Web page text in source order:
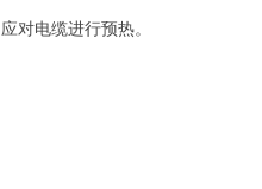
应对电缆进行预热。